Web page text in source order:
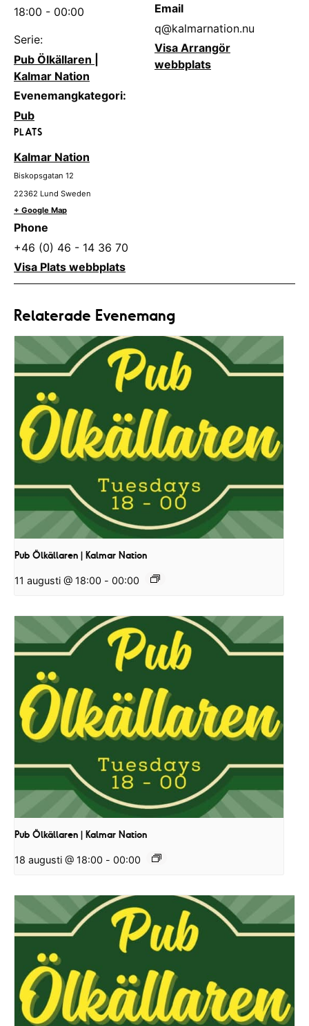
18:00 - 00:00
Serie:
Pub Ölkällaren |
Kalmar Nation
Evenemangkategori:
Pub
PLATS
Kalmar Nation
Biskopsgatan 12
22362 Lund Sweden
+ Google Map
Phone
+46 (0) 46 - 14 36 70
Visa Plats webbplats
Email
q@kalmarnation.nu
Visa Arrangör
webbplats
Relaterade Evenemang
Pub Ölkällaren | Kalmar Nation
11 augusti @ 18:00 - 00:00
Pub Ölkällaren | Kalmar Nation
18 augusti @ 18:00 - 00:00